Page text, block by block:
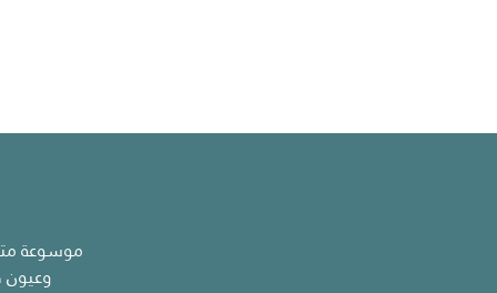
موسوعة
وعيون